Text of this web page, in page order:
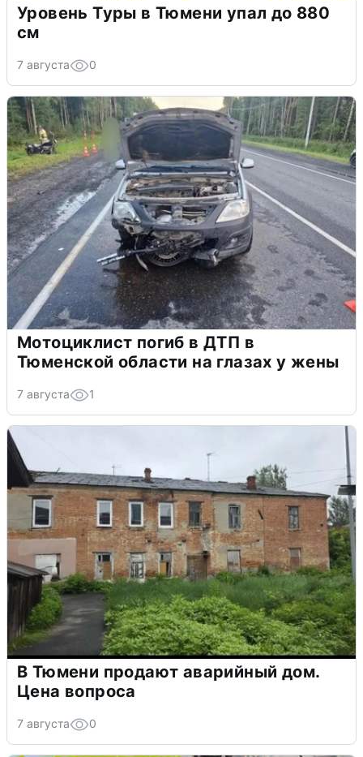
Уровень Туры в Тюмени упал до 880
см
7 августа 0
Мотоциклист погиб в ДТП в
Тюменской области на глазах у жены
7 августа 1
В Тюмени продают аварийный дом.
Цена вопроса
7 августа 0